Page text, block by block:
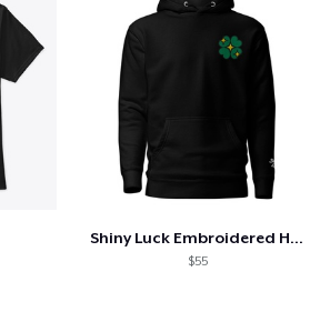
Shiny Luck Embroidered Hoodie
$55